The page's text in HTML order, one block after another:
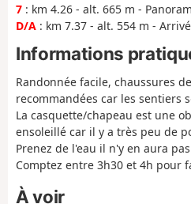
7 : km 4.26 - alt. 665 m -
D/A : km 7.37 - alt. 554 m -
Informations
Randonnée facile, chaussures
recommandées car les sentiers
La casquette/chapeau est une
ensoleillé car il y a très peu de
Prenez de l'eau il n'y en aura
Comptez entre 3h30 et 4h pour
À voir